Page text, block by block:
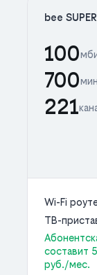
bee
100
700
221
Wi-Fi
ТВ-
составит
руб./мес.